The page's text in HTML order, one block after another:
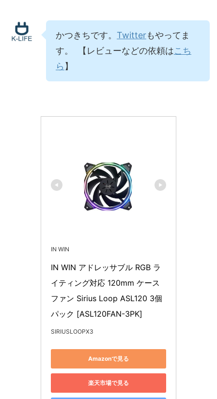
かつきちです。 Twitterもやってま
す。 【レビューなどの依頼はこち
ら 】
IN WIN
IN WIN アドレッサブル RGB ラ
イティング対応 120mm ケース
ファン Sirius Loop ASL120 3個
パック [ASL120FAN-3PK]
SIRIUSLOOPX3
Amazonで見る
楽天市場で見る